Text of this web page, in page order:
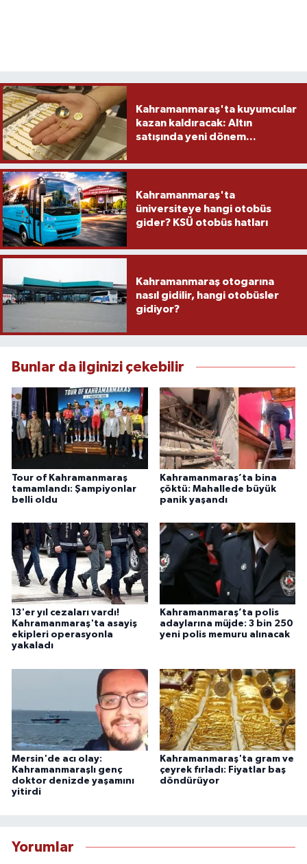
Kahramanmaraş'ta kuyumcular
kazan kaldıracak: Altın
satışında yeni dönem...
Kahramanmaraş'ta
üniversiteye hangi otobüs
gider? KSÜ otobüs hatları
Kahramanmaraş otogarına
nasıl gidilir, hangi otobüsler
gidiyor?
Bunlar da ilginizi çekebilir
Tour of Kahramanmaraş
tamamlandı: Şampiyonlar
belli oldu
Kahramanmaraş’ta bina
çöktü: Mahallede büyük
panik yaşandı
13'er yıl cezaları vardı!
Kahramanmaraş'ta asayiş
ekipleri operasyonla
yakaladı
Kahramanmaraş’ta polis
adaylarına müjde: 3 bin 250
yeni polis memuru alınacak
Mersin'de acı olay:
Kahramanmaraşlı genç
doktor denizde yaşamını
yitirdi
Kahramanmaraş'ta gram ve
çeyrek fırladı: Fiyatlar baş
döndürüyor
Yorumlar